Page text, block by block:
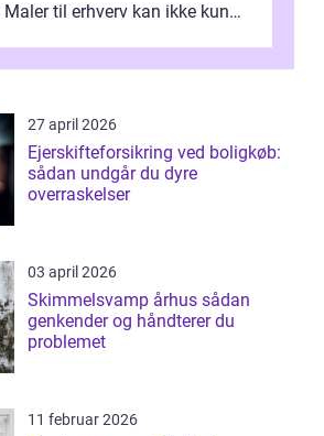
til erhverv kan ikke kun
27 april 2026
Ejerskifteforsikring ved boligkøb:
sådan undgår du dyre
overraskelser
03 april 2026
Skimmelsvamp århus sådan
genkender og håndterer du
problemet
11 februar 2026